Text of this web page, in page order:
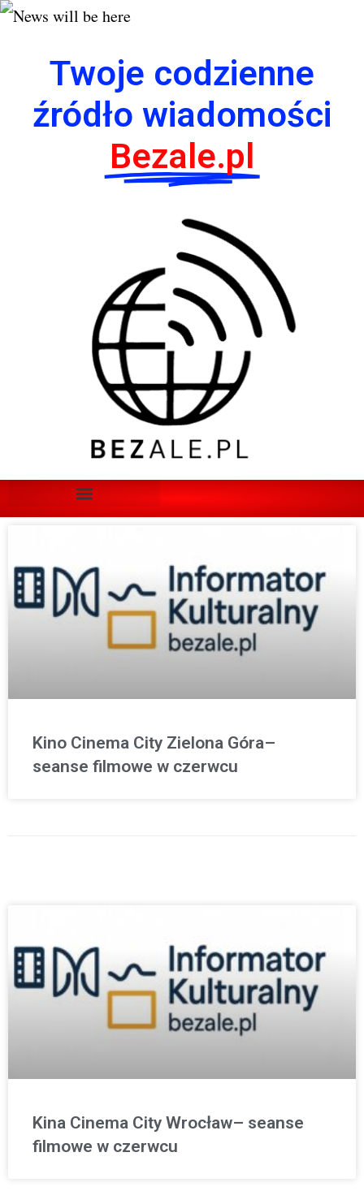
Twoje codzienne
źródło wiadomości
Bezale.pl
Kino Cinema City Zielona Góra–
seanse filmowe w czerwcu
Kina Cinema City Wrocław– seanse
filmowe w czerwcu